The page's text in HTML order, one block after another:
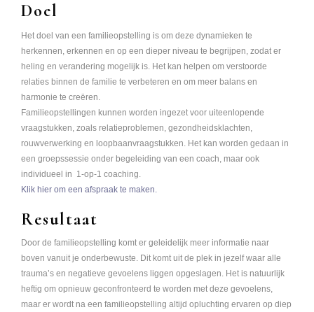
Doel
Het doel van een familieopstelling is om deze dynamieken te
herkennen, erkennen en op een dieper niveau te begrijpen, zodat er
heling en verandering mogelijk is. Het kan helpen om verstoorde
relaties binnen de familie te verbeteren en om meer balans en
harmonie te creëren.
Familieopstellingen kunnen worden ingezet voor uiteenlopende
vraagstukken, zoals relatieproblemen, gezondheidsklachten,
rouwverwerking en loopbaanvraagstukken. Het kan worden gedaan in
een groepssessie onder begeleiding van een coach, maar ook
individueel in 1-op-1 coaching.
Klik hier om een afspraak te maken.
Resultaat
Door de familieopstelling komt er geleidelijk meer informatie naar
boven vanuit je onderbewuste. Dit komt uit de plek in jezelf waar alle
trauma’s en negatieve gevoelens liggen opgeslagen. Het is natuurlijk
heftig om opnieuw geconfronteerd te worden met deze gevoelens,
maar er wordt na een familieopstelling altijd opluchting ervaren op diep